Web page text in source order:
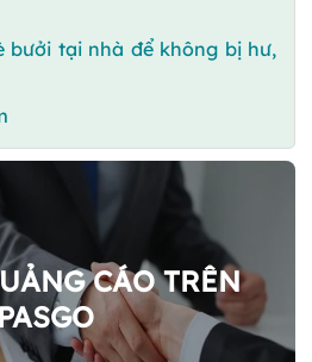
bưởi tại nhà để không bị hư,
CÁO TRÊN